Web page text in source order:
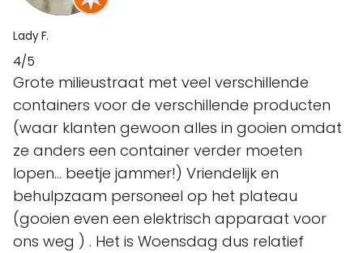
Lady F.
4/5
Grote milieustraat met veel verschillende
containers voor de verschillende producten
(waar klanten gewoon alles in gooien omdat
ze anders een container verder moeten
lopen... beetje jammer!) Vriendelijk en
behulpzaam personeel op het plateau
(gooien even een elektrisch apparaat voor
ons weg ) . Het is Woensdag dus relatief